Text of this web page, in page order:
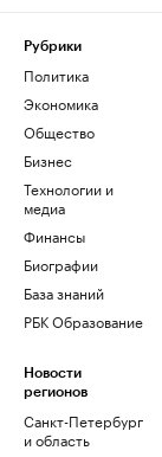
Рубрики
Политика
Экономика
Общество
Бизнес
Технологии и
медиа
Финансы
Биографии
База знаний
РБК Образование
Новости
регионов
Санкт-Петербург
и область